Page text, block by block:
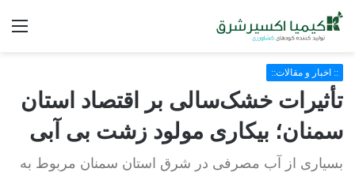
:: اخبار و مقالات::
تأثیرات خشک‌سالی بر اقتصاد استان
سمنان؛ بیکاری مولود زشت بی آبی
بسیاری از آب مصرفی در شرق استان سمنان مربوط به